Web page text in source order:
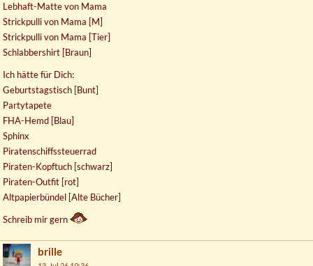
Lebhaft-Matte von Mama
Strickpulli von Mama [M]
Strickpulli von Mama [Tier]
Schlabbershirt [Braun]
Ich hätte für Dich:
Geburtstagstisch [Bunt]
Partytapete
FHA-Hemd [Blau]
Sphinx
Piratenschiffssteuerrad
Piraten-Kopftuch [schwarz]
Piraten-Outfit [rot]
Altpapierbündel [Alte Bücher]
Schreib mir gern
brille